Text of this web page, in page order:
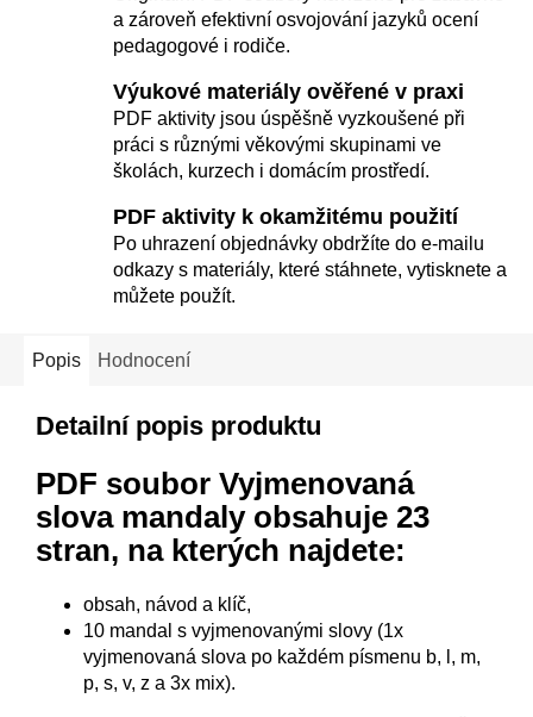
a zároveň efektivní osvojování jazyků ocení
pedagogové i rodiče.
Výukové materiály ověřené v praxi
PDF aktivity jsou úspěšně vyzkoušené při
práci s různými věkovými skupinami ve
školách, kurzech i domácím prostředí.
PDF aktivity k okamžitému použití
Po uhrazení objednávky obdržíte do e-mailu
odkazy s materiály, které stáhnete, vytisknete a
můžete použít.
Popis Hodnocení
Detailní popis produktu
PDF soubor Vyjmenovaná
slova mandalyobsahuje 23
stran, na kterých najdete:
obsah, návod a klíč,
10 mandal s vyjmenovanými slovy (1x
vyjmenovaná slova po každém písmenu b, l, m,
p, s, v, z a 3x mix).